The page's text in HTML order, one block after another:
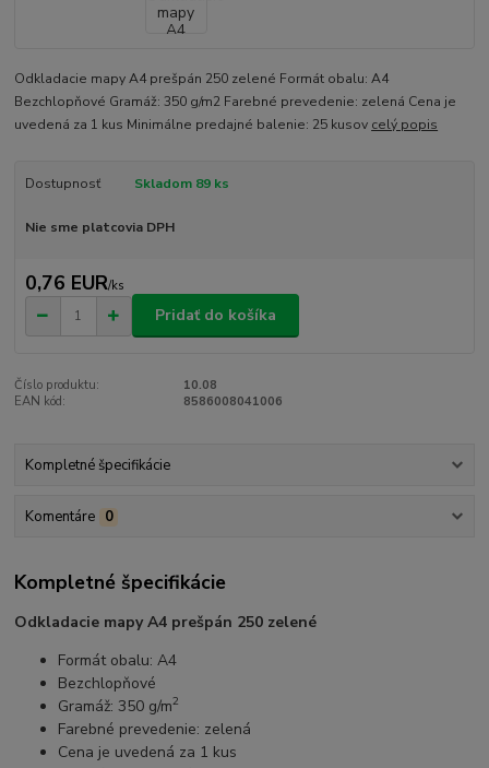
Odkladacie mapy A4 prešpán 250 zelené Formát obalu: A4
Bezchlopňové Gramáž: 350 g/m2 Farebné prevedenie: zelená Cena je
uvedená za 1 kus Minimálne predajné balenie: 25 kusov celý popis
Dostupnosť Skladom 89 ks
Nie sme platcovia DPH
0,76 EUR/ks
Pridať do košíka
Číslo produktu:
10.08
EAN kód:
8586008041006
Kompletné špecifikácie
Komentáre 0
Kompletné špecifikácie
Odkladacie mapy A4 prešpán 250 zelené
Formát obalu: A4
Bezchlopňové
Gramáž: 350 g/m2
Farebné prevedenie: zelená
Cena je uvedená za 1 kus